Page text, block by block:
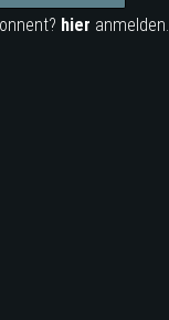
hier anmelden.